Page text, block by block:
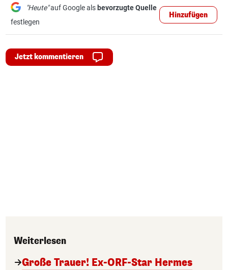
"Heute"auf Google als bevorzugte Quelle
festlegen
Hinzufügen
Jetzt kommentieren
Weiterlesen
Große Trauer! Ex-ORF-Star Hermes